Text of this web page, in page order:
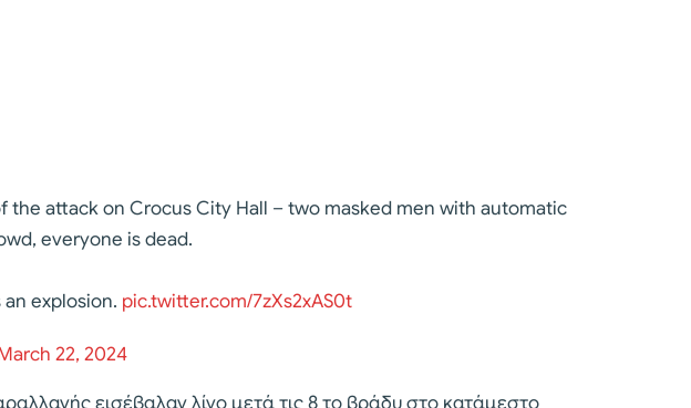
the attack on Crocus City Hall – two masked men with automatic
everyone is dead.
explosion. pic.twitter.com/7zXs2xAS0t
22, 2024
εισέβαλαν λίγο μετά τις 8 το βράδυ στο κατάμεστο